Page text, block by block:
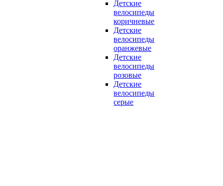
Детские
велосипеды
коричневые
Детские
велосипеды
оранжевые
Детские
велосипеды
розовые
Детские
велосипеды
серые